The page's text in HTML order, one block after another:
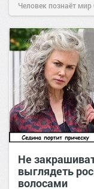
Человек познаёт мир
Не
выглядеть
волосами